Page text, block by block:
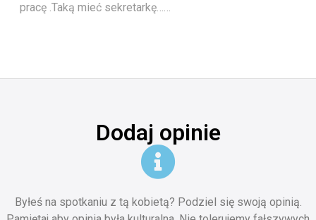
pracę .Taką mieć sekretarkę……
Dodaj opinie
Byłeś na spotkaniu z tą kobietą? Podziel się swoją opinią.